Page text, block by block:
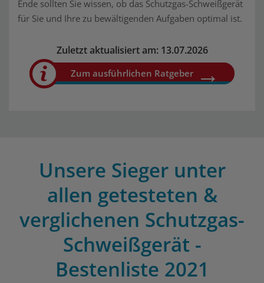
Ende sollten Sie wissen, ob das Schutzgas-Schweißgerät
für Sie und Ihre zu bewältigenden Aufgaben optimal ist.
Zuletzt aktualisiert am: 13.07.2026
Zum ausführlichen Ratgeber
Unsere Sieger unter
allen getesteten &
verglichenen Schutzgas-
Schweißgerät -
Bestenliste 2021